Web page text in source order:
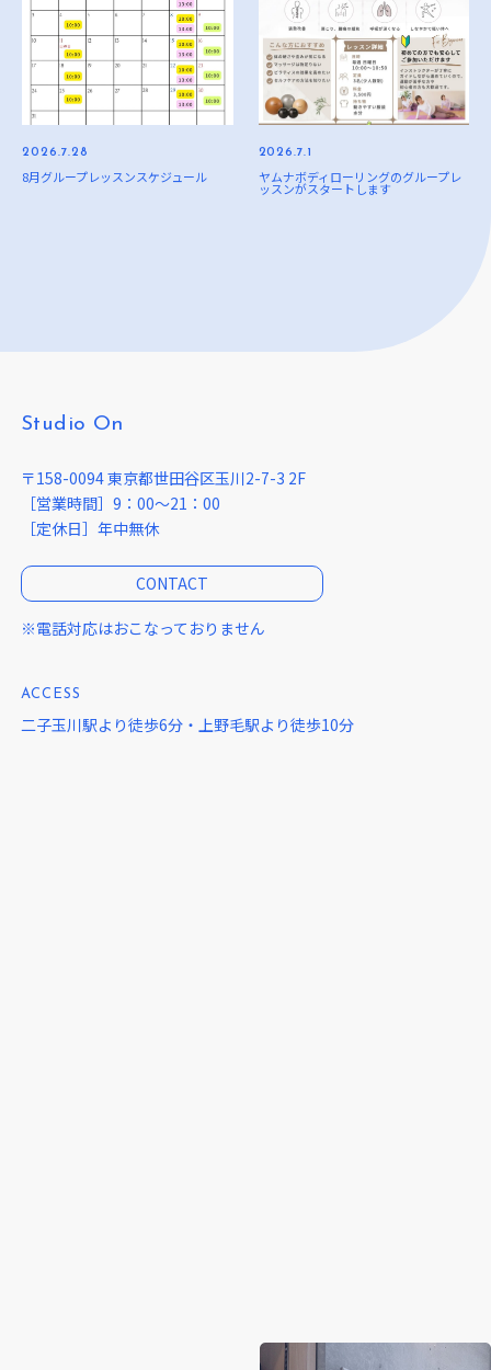
2026.7.28
8月グループレッスンスケジュール
2026.7.1
ヤムナボディローリングのグループレ
ッスンがスタートします
Studio On
〒158-0094 東京都世田谷区玉川2-7-3 2F
［営業時間］9：00～21：00
［定休日］年中無休
CONTACT
※電話対応はおこなっておりません
ACCESS
二子玉川駅より徒歩6分・上野毛駅より徒歩10分